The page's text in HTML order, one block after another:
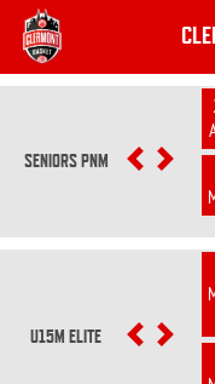
SENIORS PNM
U15M ELITE